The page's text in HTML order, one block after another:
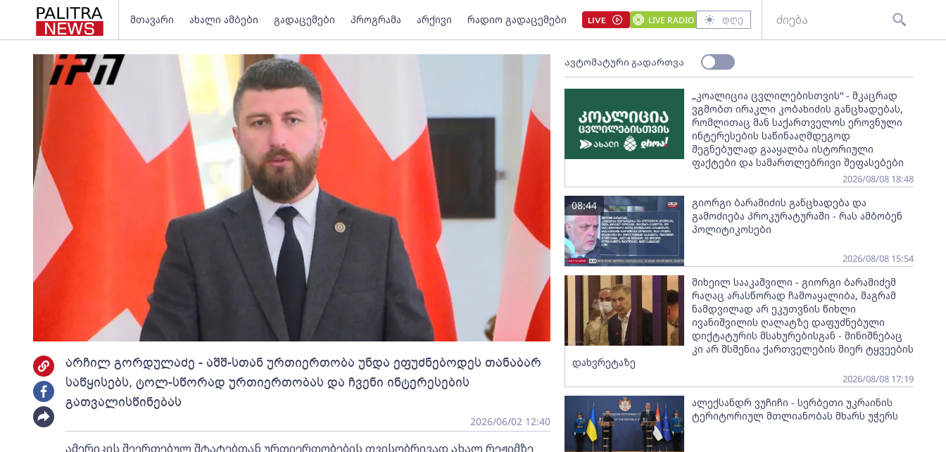
მთავარი ახალი ამბები გადაცემები პროგრამა არქივი რადიო გადაცემები LIVE LIVE RADIO დღე
არჩილ გორდულაძე - აშშ-სთან ურთიერთობა უნდა ეფუძნებოდეს თანაბარ
საწყისებს, ტოლ-სწორად ურთიერთობას და ჩვენი ინტერესების
გათვალისწინებას
2026/06/02 12:40
ამერიკის შეერთებულ შტატებთან ურთიერთობების თვისობრივად ახალ რეჟიმზე
ავტომატური გადართვა
„კოალიცია ცვლილებისთვის“ - მკაცრად
ვგმობთ ირაკლი კობახიძის განცხადებას,
რომლითაც მან საქართველოს ეროვნული
ინტერესების საწინააღმდეგოდ
შეგნებულად გააყალბა ისტორიული
ფაქტები და სამართლებრივი შეფასებები
2026/08/08 18:48
გიორგი ბარამიძის განცხადება და
გამოძიება პროკურატურაში - რას ამბობენ
პოლიტიკოსები
08:44
2026/08/08 15:54
მიხეილ სააკაშვილი - გიორგი ბარამიძემ
რაღაც არასწორად ჩამოაყალიბა, მაგრამ
ნამდვილად არ ეკუთვნის წიხლი
ივანიშვილის ღალატზე დაფუძნებული
დიქტატურის მსახურებისგან - მინიშნებაც
კი არ მსმენია ქართველების მიერ ტყვეების
დახვრეტაზე
2026/08/08 17:19
ალექსანდრ ვუჩიჩი - სერბეთი უკრაინის
ტერიტორიულ მთლიანობას მხარს უჭერს